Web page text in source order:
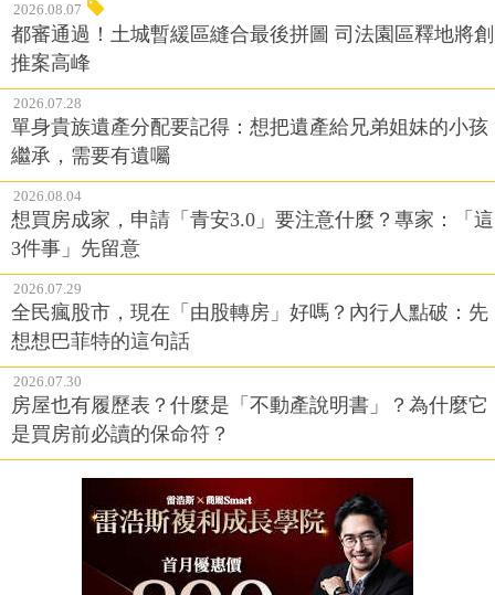
2026.08.07
都審通過！土城暫緩區縫合最後拼圖 司法園區釋地將創
推案高峰
2026.07.28
單身貴族遺產分配要記得：想把遺產給兄弟姐妹的小孩
繼承，需要有遺囑
2026.08.04
想買房成家，申請「青安3.0」要注意什麼？專家：「這
3件事」先留意
2026.07.29
全民瘋股市，現在「由股轉房」好嗎？內行人點破：先
想想巴菲特的這句話
2026.07.30
房屋也有履歷表？什麼是「不動產說明書」？為什麼它
是買房前必讀的保命符？